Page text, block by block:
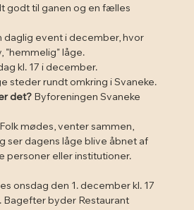
godt til ganen og en fælles
daglig event i december, hvor
"hemmelig" låge.
kl. 17 i december.
steder rundt omkring i Svaneke.
det? Byforeningen Svaneke
Folk mødes, venter sammen,
ser dagens låge blive åbnet af
personer eller institutioner.
onsdag den 1. december kl. 17
Bagefter byder Restaurant